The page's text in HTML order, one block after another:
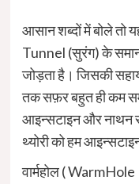
आसान शब्दों में बोले तो
Tunnel (सुरंग) के
जोड़ता है। जिसकी
तक सफ़र बहुत ही कम
आइन्सटाइन और नाथन
थ्योरी को हम
वार्महोल (